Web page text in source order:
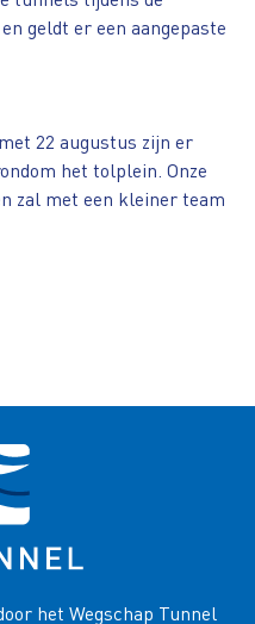
geldt er een aangepaste
22 augustus zijn er
het tolplein. Onze
zal met een kleiner team
het Wegschap Tunnel